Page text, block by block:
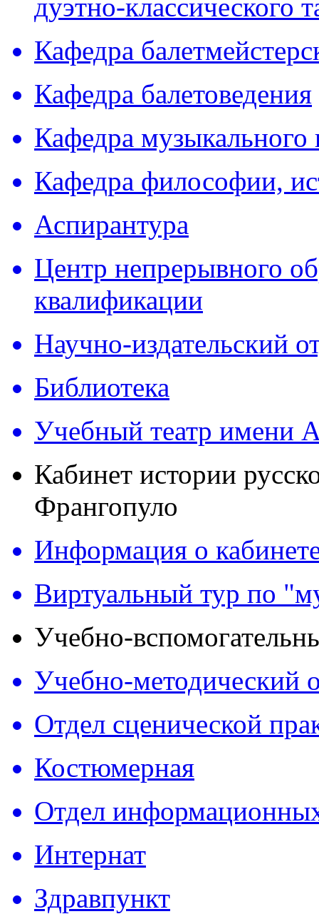
дуэтно-классического
Кафедра
Кафедра балетоведения
Кафедра музыкального
Кафедра философии,
Аспирантура
Центр непрерывного
квалификации
Научно-издательский
Библиотека
Учебный театр имени
Кабинет истории
Франгопуло
Информация о
Виртуальный тур по
Учебно-
Учебно-методический
Отдел сценической
Костюмерная
Отдел
Интернат
Здравпункт